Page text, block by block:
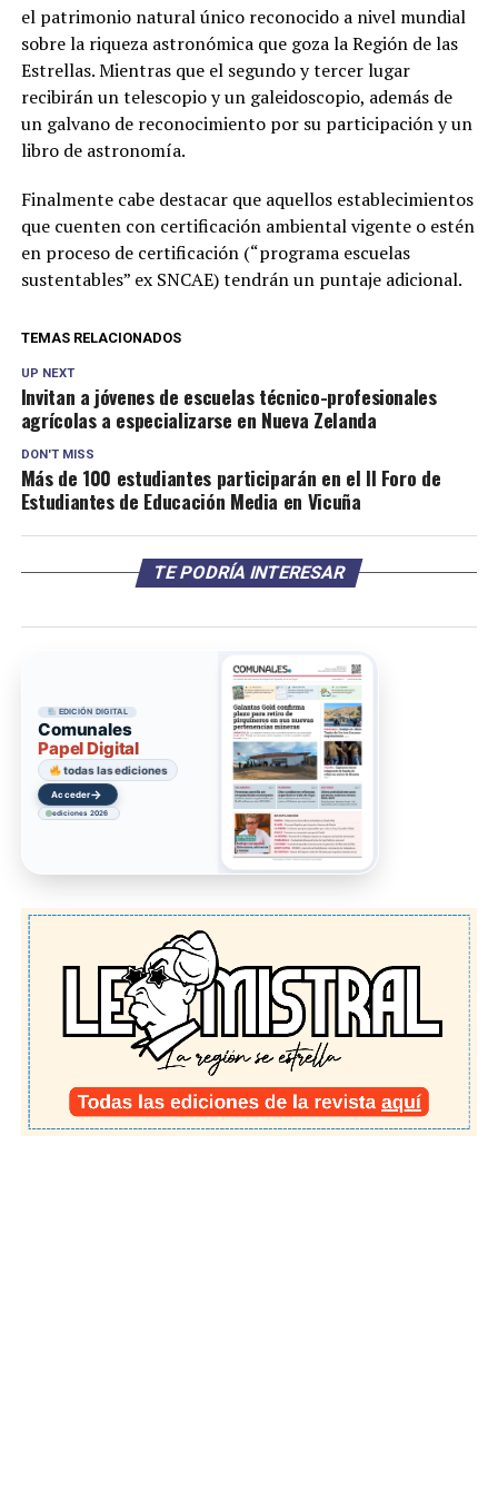
el patrimonio natural único reconocido a nivel mundial
sobre la riqueza astronómica que goza la Región de las
Estrellas. Mientras que el segundo y tercer lugar
recibirán un telescopio y un galeidoscopio, además de
un galvano de reconocimiento por su participación y un
libro de astronomía.
Finalmente cabe destacar que aquellos establecimientos
que cuenten con certificación ambiental vigente o estén
en proceso de certificación (“programa escuelas
sustentables” ex SNCAE) tendrán un puntaje adicional.
TEMAS RELACIONADOS
UP NEXT
Invitan a jóvenes de escuelas técnico-profesionales
agrícolas a especializarse en Nueva Zelanda
DON'T MISS
Más de 100 estudiantes participarán en el II Foro de
Estudiantes de Educación Media en Vicuña
TE PODRÍA INTERESAR
EDICIÓN DIGITAL
Comunales
Papel Digital
todas las ediciones
Acceder→
ediciones 2026